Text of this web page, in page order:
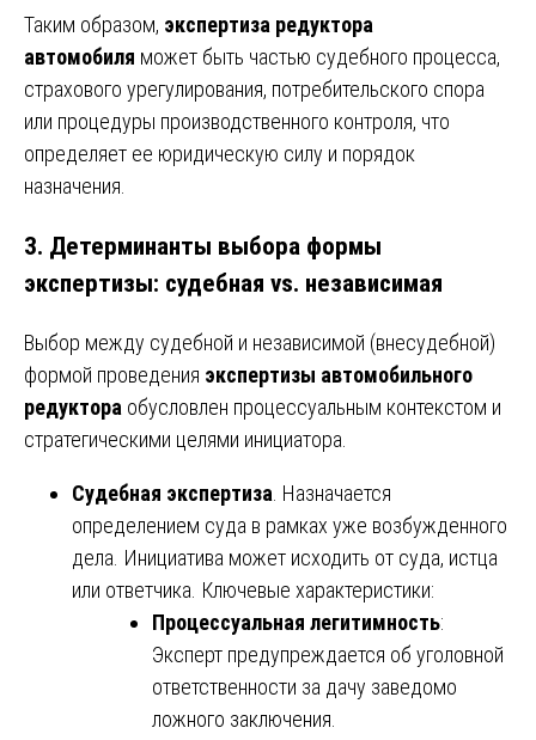
Таким образом, экспертиза редуктора
автомобиля может быть частью судебного процесса,
страхового урегулирования, потребительского спора
или процедуры производственного контроля, что
определяет ее юридическую силу и порядок
назначения.
3. Детерминанты выбора формы
экспертизы: судебная vs. независимая
Выбор между судебной и независимой (внесудебной)
формой проведения экспертизы автомобильного
редуктора обусловлен процессуальным контекстом и
стратегическими целями инициатора.
Судебная экспертиза . Назначается
определением суда в рамках уже возбужденного
дела. Инициатива может исходить от суда, истца
или ответчика. Ключевые характеристики:
Процессуальная легитимность:
Эксперт предупреждается об уголовной
ответственности за дачу заведомо
ложного заключения.